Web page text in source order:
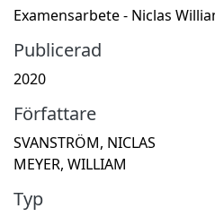
Examensarbete - Niclas
Publicerad
2020
Författare
SVANSTRÖM, NICLAS
MEYER, WILLIAM
Typ